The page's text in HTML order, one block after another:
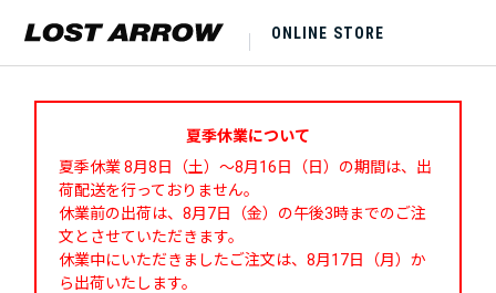
ONLINE STORE
夏季休業について
夏季休業 8月8日（土）～8月16日（日）の期間は、出
荷配送を行っておりません。
休業前の出荷は、8月7日（金）の午後3時までのご注
文とさせていただきます。
休業中にいただきましたご注文は、8月17日（月）か
ら出荷いたします。